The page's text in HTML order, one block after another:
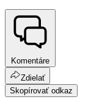
Komentáre
Zdielať
Skopírovať odkaz